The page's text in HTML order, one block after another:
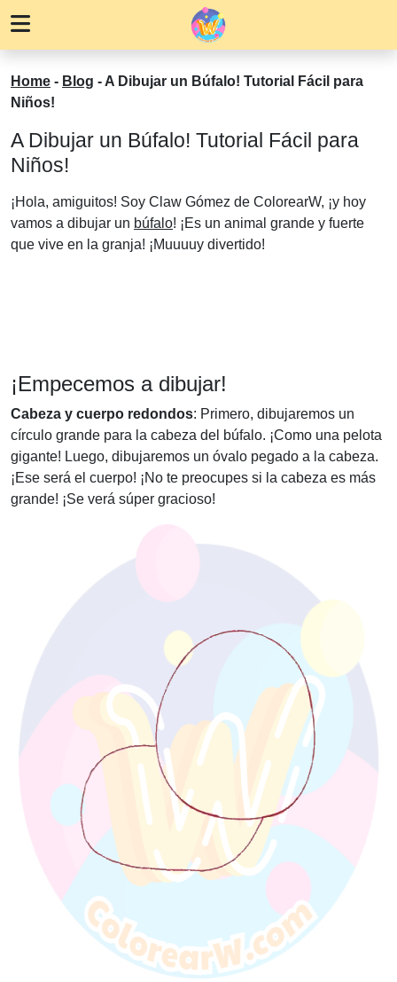
Home - Blog - A Dibujar un Búfalo! Tutorial Fácil para
Niños!
A Dibujar un Búfalo! Tutorial Fácil para
Niños!
¡Hola, amiguitos! Soy Claw Gómez de ColorearW, ¡y hoy
vamos a dibujar un búfalo! ¡Es un animal grande y fuerte
que vive en la granja! ¡Muuuuy divertido!
¡Empecemos a dibujar!
Cabeza y cuerpo redondos: Primero, dibujaremos un
círculo grande para la cabeza del búfalo. ¡Como una pelota
gigante! Luego, dibujaremos un óvalo pegado a la cabeza.
¡Ese será el cuerpo! ¡No te preocupes si la cabeza es más
grande! ¡Se verá súper gracioso!